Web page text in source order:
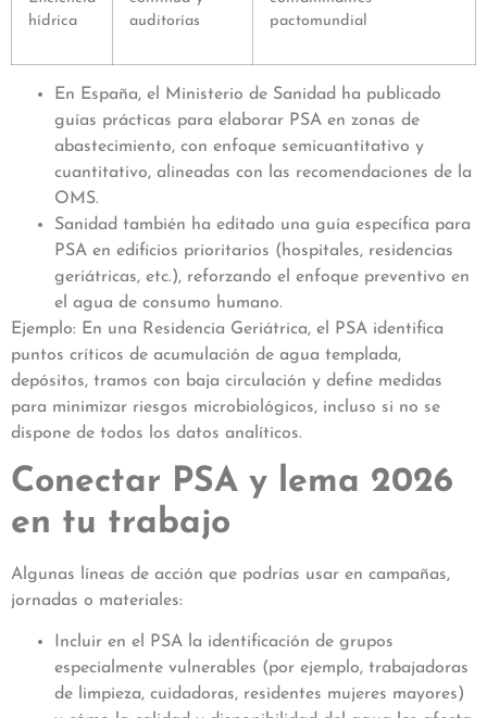
hídrica
auditorías
pactomundial
En España, el Ministerio de Sanidad ha publicado
guías prácticas para elaborar PSA en zonas de
abastecimiento, con enfoque semicuantitativo y
cuantitativo, alineadas con las recomendaciones de la
OMS.
Sanidad también ha editado una guía específica para
PSA en edificios prioritarios (hospitales, residencias
geriátricas, etc.), reforzando el enfoque preventivo en
el agua de consumo humano.
Ejemplo: En una Residencia Geriátrica, el PSA identifica
puntos críticos de acumulación de agua templada,
depósitos, tramos con baja circulación y define medidas
para minimizar riesgos microbiológicos, incluso si no se
dispone de todos los datos analíticos.
Conectar PSA y lema 2026
en tu trabajo
Algunas líneas de acción que podrías usar en campañas,
jornadas o materiales:
Incluir en el PSA la identificación de grupos
especialmente vulnerables (por ejemplo, trabajadoras
de limpieza, cuidadoras, residentes mujeres mayores)